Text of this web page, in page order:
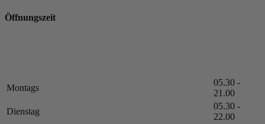
Öffnungszeit
Montags
05.30 -
21.00
Dienstag
05.30 -
22.00